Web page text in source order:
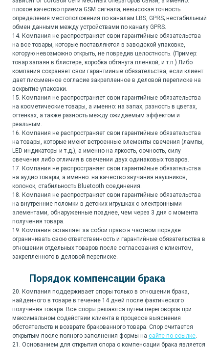
плохое качество приема GSM сигнала; невысокая точность
определения местоположения по каналам LBS, GPRS; нестабильный
обмен данными между устройствами по каналу GPRS.
14. Компания не распространяет свои гарантийные обязательства
на все товары, которые поставляются в заводской упаковке,
которую невозможно открыть, не повредив целостность. (Пример:
товар запаян в блистере, коробка обтянута пленкой, и т.п.) Либо
компания сохраняет свои гарантийные обязательства, если клиент
дает письменное согласие закрепленное в деловой переписке на
вскрытие упаковки.
15. Компания не распространяет свои гарантийные обязательства
на косметические товары, а именно: на запах, разность в цветах,
оттенках, а также разность между ожидаемым эффектом и
реальным.
16. Компания не распространяет свои гарантийные обязательства
на товары, которые имеют встроенные элементы свечения (лампы,
LED индикаторы и т.д.), а именно на яркость, сочность, силу
свечения либо отличия в свечении двух одинаковых товаров.
17. Компания не распространяет свои гарантийные обязательства
на аудио товары, а именно: на качество звучания наушников,
колонок, стабильность Bluetooth соединения.
18. Компания не распространяет свои гарантийные обязательства
на внутренние поломки в детских игрушках с электронными
элементами, обнаруженные позднее, чем через 3 дня с момента
получения товара.
19. Компания оставляет за собой право в частном порядке
ограничивать свою ответственность и гарантийные обязательства в
отношении отдельных товаров после согласования с клиентом,
закрепленного в деловой переписке.
Порядок компенсации брака
20. Компания поддерживает споры только в отношении брака,
найденного в товаре в течение 14 дней после фактического
получения товара. Все споры решаются путем переговоров при
максимальном содействии клиента в процессе выяснения
обстоятельств и возврате бракованного товара. Спор считается
открытым после полного заполнения формы на сайте по ссылке.
21. Основанием для открытия спора о компенсации брака является